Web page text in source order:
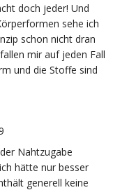
doch jeder! Und
sehe ich
schon nicht dran
mir auf jeden Fall
und die Stoffe sind
Nahtzugabe
hätte nur besser
generell keine